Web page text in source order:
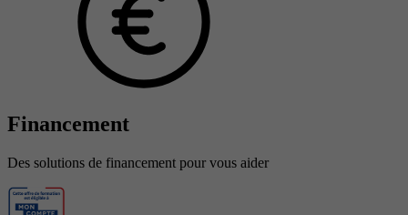
Financement
Des solutions de financement pour vous aider